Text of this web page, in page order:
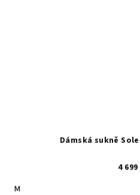
Dámská sukně
4
M